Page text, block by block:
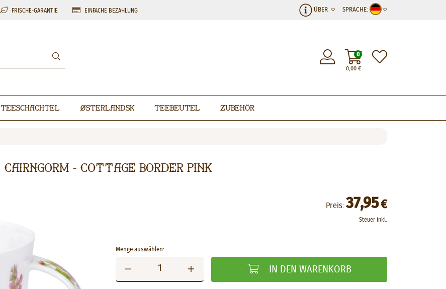
FRISCHE-GARANTIE EINFACHE BEZAHLUNG SPRACHE:
ÜBER
0,00€
0
Teeschachtel Østerlandsk Teebeutel Zubehör
Cairngorm - Cottage Border Pink
Preis: 37,95€
Steuer inkl.
Menge auswählen:
IN DEN WARENKORB